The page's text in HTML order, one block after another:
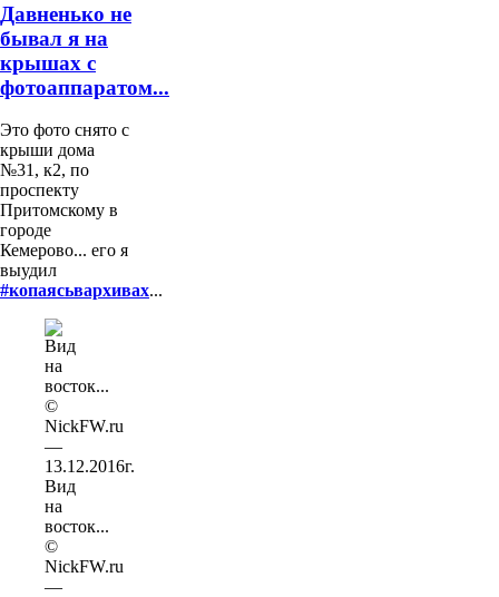
Давненько не
бывал я на
крышах с
фотоаппаратом...
Это фото снято с
крыши дома
№31, к2, по
проспекту
Притомскому в
городе
Кемерово... его я
выудил
#копаясьвархивах...
Вид
на
восток...
©
NickFW.ru
—